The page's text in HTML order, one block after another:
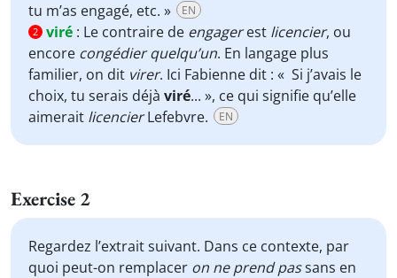
tu m’as engagé, etc. »
EN
2 viré : Le contraire de engagerest licencier, ou
encore congédier quelqu’un. En langage plus
familier, on dit virer. Ici Fabienne dit : « Si j’avais le
choix, tu serais déjà viré... », ce qui signifie qu’elle
aimerait licencierLefebvre. EN
Exercise 2
Regardez l’extrait suivant. Dans ce contexte, par
quoi peut-on remplacer on ne prend passans en